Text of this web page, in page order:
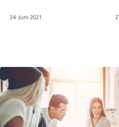
24. Juni 2021